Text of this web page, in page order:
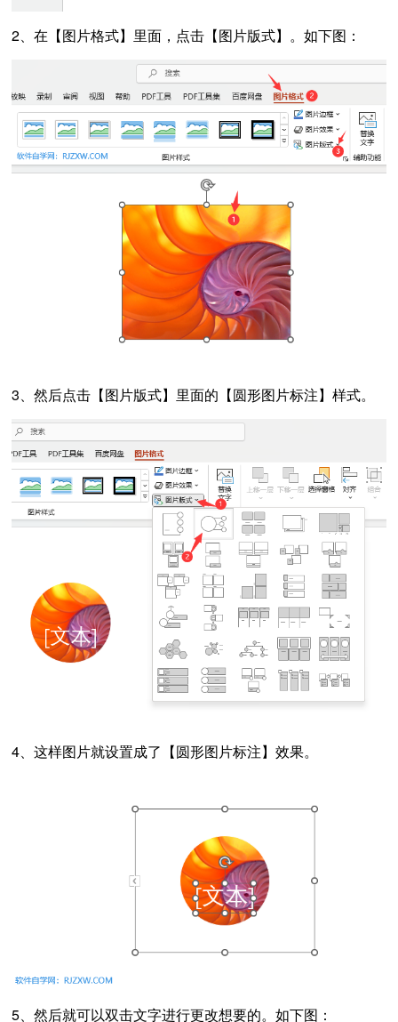
2、在【图片格式】里面，点击【图片版式】。如下图：
3、然后点击【图片版式】里面的【圆形图片标注】样式。
4、这样图片就设置成了【圆形图片标注】效果。
5、然后就可以双击文字进行更改想要的。如下图：